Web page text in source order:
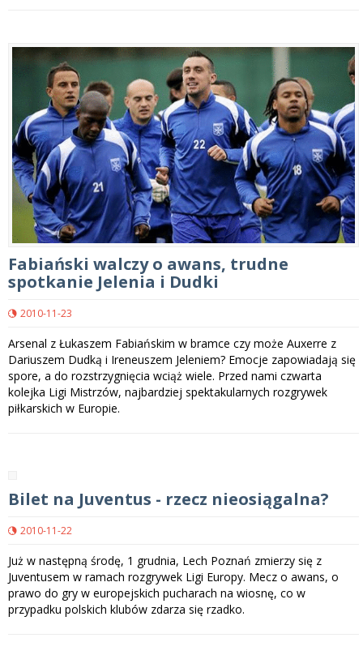
Fabiański walczy o awans, trudne
spotkanie Jelenia i Dudki
2010-11-23
Arsenal z Łukaszem Fabiańskim w bramce czy może Auxerre z
Dariuszem Dudką i Ireneuszem Jeleniem? Emocje zapowiadają się
spore, a do rozstrzygnięcia wciąż wiele. Przed nami czwarta
kolejka Ligi Mistrzów, najbardziej spektakularnych rozgrywek
piłkarskich w Europie.
Bilet na Juventus - rzecz nieosiągalna?
2010-11-22
Już w następną środę, 1 grudnia, Lech Poznań zmierzy się z
Juventusem w ramach rozgrywek Ligi Europy. Mecz o awans, o
prawo do gry w europejskich pucharach na wiosnę, co w
przypadku polskich klubów zdarza się rzadko.